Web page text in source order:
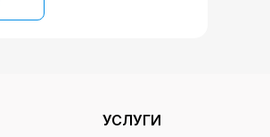
УСЛУГИ